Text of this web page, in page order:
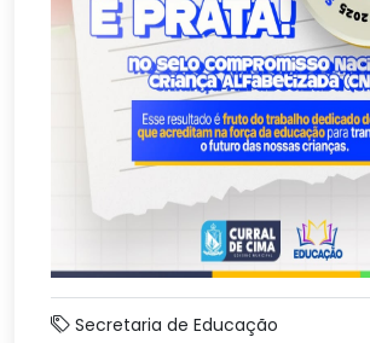
Secretaria de Educação